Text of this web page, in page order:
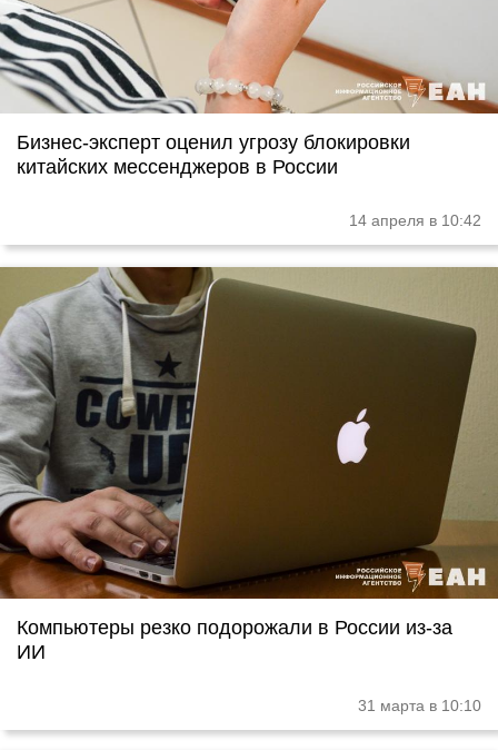
Бизнес-эксперт оценил угрозу блокировки
китайских мессенджеров в России
14 апреля в 10:42
Компьютеры резко подорожали в России из-за
ИИ
31 марта в 10:10